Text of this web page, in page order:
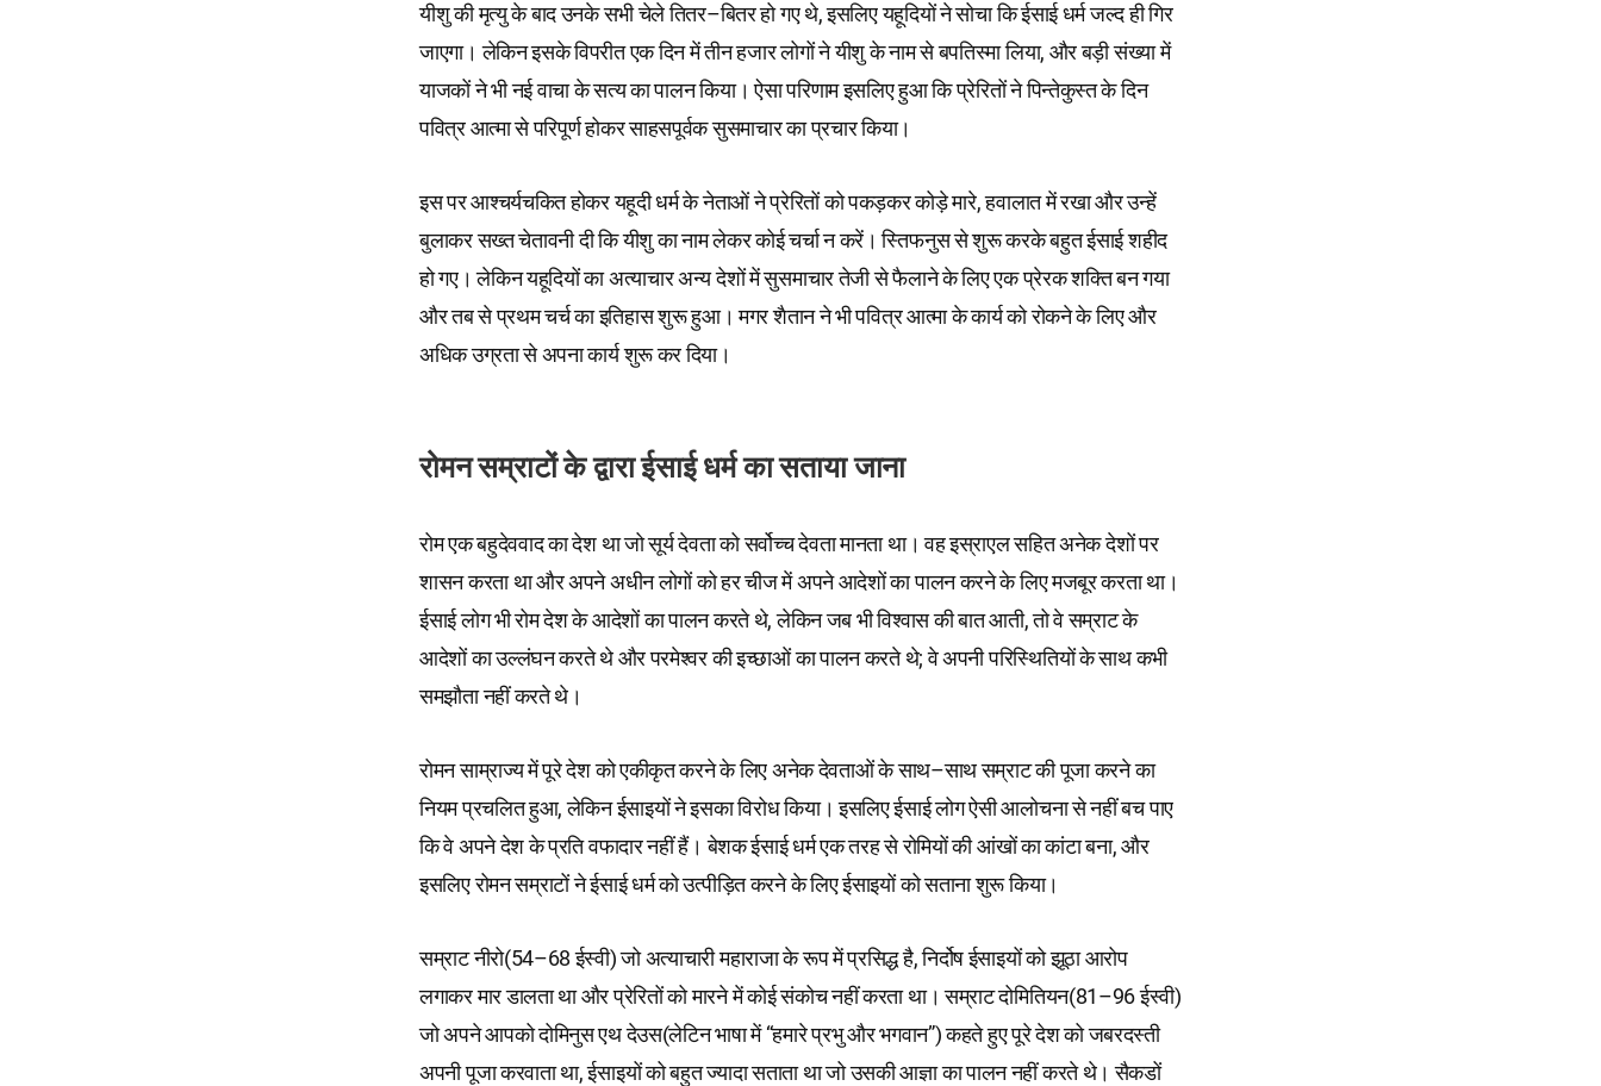
यीशु की मृत्यु के बाद उनके सभी चेले तितर–बितर हो गए थे, इसलिए यहूदियों ने सोचा कि ईसाई धर्म जल्द ही गिर
जाएगा। लेकिन इसके विपरीत एक दिन में तीन हजार लोगों ने यीशु के नाम से बपतिस्मा लिया, और बड़ी संख्या में
याजकों ने भी नई वाचा के सत्य का पालन किया। ऐसा परिणाम इसलिए हुआ कि प्रेरितों ने पिन्तेकुस्त के दिन
पवित्र आत्मा से परिपूर्ण होकर साहसपूर्वक सुसमाचार का प्रचार किया।
इस पर आश्चर्यचकित होकर यहूदी धर्म के नेताओं ने प्रेरितों को पकड़कर कोड़े मारे, हवालात में रखा और उन्हें
बुलाकर सख्त चेतावनी दी कि यीशु का नाम लेकर कोई चर्चा न करें। स्तिफनुस से शुरू करके बहुत ईसाई शहीद
हो गए। लेकिन यहूदियों का अत्याचार अन्य देशों में सुसमाचार तेजी से फैलाने के लिए एक प्रेरक शक्ति बन गया
और तब से प्रथम चर्च का इतिहास शुरू हुआ। मगर शैतान ने भी पवित्र आत्मा के कार्य को रोकने के लिए और
अधिक उग्रता से अपना कार्य शुरू कर दिया।
रोमन सम्राटों के द्वारा ईसाई धर्म का सताया जाना
रोम एक बहुदेववाद का देश था जो सूर्य देवता को सर्वोच्च देवता मानता था। वह इस्राएल सहित अनेक देशों पर
शासन करता था और अपने अधीन लोगों को हर चीज में अपने आदेशों का पालन करने के लिए मजबूर करता था।
ईसाई लोग भी रोम देश के आदेशों का पालन करते थे, लेकिन जब भी विश्वास की बात आती, तो वे सम्राट के
आदेशों का उल्लंघन करते थे और परमेश्वर की इच्छाओं का पालन करते थे; वे अपनी परिस्थितियों के साथ कभी
समझौता नहीं करते थे।
रोमन साम्राज्य में पूरे देश को एकीकृत करने के लिए अनेक देवताओं के साथ–साथ सम्राट की पूजा करने का
नियम प्रचलित हुआ, लेकिन ईसाइयों ने इसका विरोध किया। इसलिए ईसाई लोग ऐसी आलोचना से नहीं बच पाए
कि वे अपने देश के प्रति वफादार नहीं हैं। बेशक ईसाई धर्म एक तरह से रोमियों की आंखों का कांटा बना, और
इसलिए रोमन सम्राटों ने ईसाई धर्म को उत्पीड़ित करने के लिए ईसाइयों को सताना शुरू किया।
सम्राट नीरो(54–68 ईस्वी) जो अत्याचारी महाराजा के रूप में प्रसिद्ध है, निर्दोष ईसाइयों को झूठा आरोप
लगाकर मार डालता था और प्रेरितों को मारने में कोई संकोच नहीं करता था। सम्राट दोमितियन(81–96 ईस्वी)
जो अपने आपको दोमिनुस एथ देउस(लेटिन भाषा में “हमारे प्रभु और भगवान”) कहते हुए पूरे देश को जबरदस्ती
अपनी पूजा करवाता था, ईसाइयों को बहुत ज्यादा सताता था जो उसकी आज्ञा का पालन नहीं करते थे। सैकडों